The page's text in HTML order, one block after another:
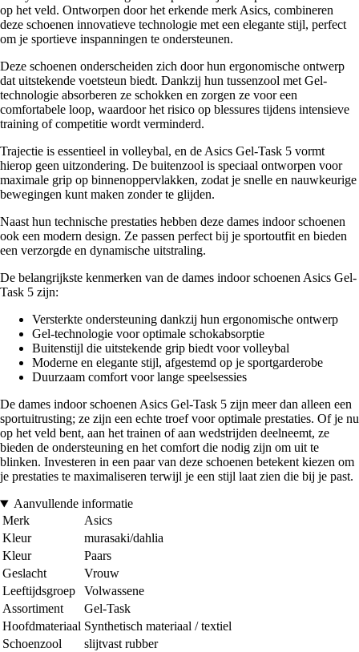
op het veld. Ontworpen door het erkende merk Asics, combineren
deze schoenen innovatieve technologie met een elegante stijl, perfect
om je sportieve inspanningen te ondersteunen.
Deze schoenen onderscheiden zich door hun ergonomische ontwerp
dat uitstekende voetsteun biedt. Dankzij hun tussenzool met Gel-
technologie absorberen ze schokken en zorgen ze voor een
comfortabele loop, waardoor het risico op blessures tijdens intensieve
training of competitie wordt verminderd.
Trajectie is essentieel in volleybal, en de Asics Gel-Task 5 vormt
hierop geen uitzondering. De buitenzool is speciaal ontworpen voor
maximale grip op binnenoppervlakken, zodat je snelle en nauwkeurige
bewegingen kunt maken zonder te glijden.
Naast hun technische prestaties hebben deze dames indoor schoenen
ook een modern design. Ze passen perfect bij je sportoutfit en bieden
een verzorgde en dynamische uitstraling.
De belangrijkste kenmerken van de dames indoor schoenen Asics Gel-
Task 5 zijn:
Versterkte ondersteuning dankzij hun ergonomische ontwerp
Gel-technologie voor optimale schokabsorptie
Buitenstijl die uitstekende grip biedt voor volleybal
Moderne en elegante stijl, afgestemd op je sportgarderobe
Duurzaam comfort voor lange speelsessies
De dames indoor schoenen Asics Gel-Task 5 zijn meer dan alleen een
sportuitrusting; ze zijn een echte troef voor optimale prestaties. Of je nu
op het veld bent, aan het trainen of aan wedstrijden deelneemt, ze
bieden de ondersteuning en het comfort die nodig zijn om uit te
blinken. Investeren in een paar van deze schoenen betekent kiezen om
je prestaties te maximaliseren terwijl je een stijl laat zien die bij je past.
Aanvullende informatie
Merk
Asics
Kleur
murasaki/dahlia
Kleur
Paars
Geslacht
Vrouw
Leeftijdsgroep
Volwassene
Assortiment
Gel-Task
Hoofdmateriaal Synthetisch materiaal / textiel
Schoenzool
slijtvast rubber